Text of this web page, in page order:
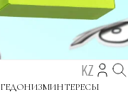
KZ
ГЕДОНИЗМИНТЕРЕСЫ